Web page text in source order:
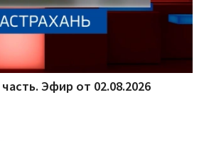
Эфир от 02.08.2026